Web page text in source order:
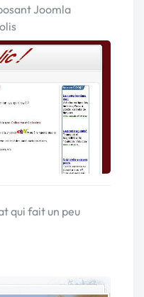
Joomla
qui fait un peu